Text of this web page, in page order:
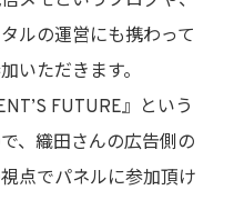
ルの運営にも携わって
いただきます。
FUTURE』という
、織田さんの広告側の
点でパネルに参加頂け